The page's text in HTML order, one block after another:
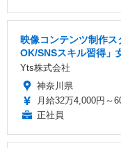
映像コンテンツ制作
OK/SNSスキル習得」
Yts株式会社
神奈川県
月給32万4,000円～
正社員